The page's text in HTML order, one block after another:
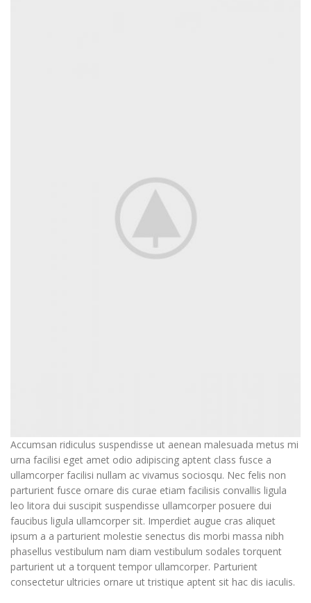
Accumsan ridiculus suspendisse ut aenean malesuada metus mi
urna facilisi eget amet odio adipiscing aptent class fusce a
ullamcorper facilisi nullam ac vivamus sociosqu. Nec felis non
parturient fusce ornare dis curae etiam facilisis convallis ligula
leo litora dui suscipit suspendisse ullamcorper posuere dui
faucibus ligula ullamcorper sit. Imperdiet augue cras aliquet
ipsum a a parturient molestie senectus dis morbi massa nibh
phasellus vestibulum nam diam vestibulum sodales torquent
parturient ut a torquent tempor ullamcorper. Parturient
consectetur ultricies ornare ut tristique aptent sit hac dis iaculis.